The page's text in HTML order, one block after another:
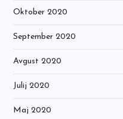
Oktober 2020
September 2020
Avgust 2020
Julij 2020
Maj 2020